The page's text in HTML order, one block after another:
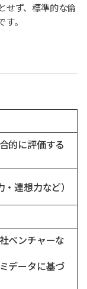
せず、標準的な倫
。
的に評価する
連想力など）
ベンチャーな
データに基づ